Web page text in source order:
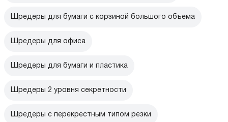
Шредеры для бумаги с корзиной большого объема
Шредеры для офиса
Шредеры для бумаги и пластика
Шредеры 2 уровня секретности
Шредеры с перекрестным типом резки